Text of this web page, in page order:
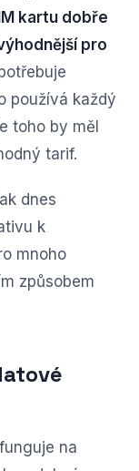
kartu dobře
pro
používá každý
toho by měl
tarif.
dnes
k
mnoho
způsobem
na